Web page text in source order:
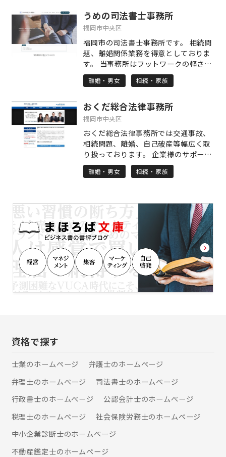
るITと会計の知識を活かして支援。
「経営をシンプルに」をスローガンに
業診断士、1級販売士、2級ファイナン
シャル・プランニング技能士 業務案内
□IT導入/DX推進 バックオフィス（経
理/人事/総務/法務/経営企画/）支援
クラウド会計導入支援、ペーパーレス
化支援、チャットツール導入、
Google Workspace導入支援、
Microsoft 365導入支援、基幹システ
ムの導入支援、勤怠管理ツール導入支
援、給与・経費精算ツール導入支援
IT導入社内研修。経理や人事、総務な
どの業務を効率化し、経営者が本業に
集中できるようサポートするサービス
体の生産性向上を目指します。 □管理
会計 会計情報活用 経営分析、利益管
理、予実管理、原価管理、資金繰り管
理、 部門別損益管理、取引先別、商品
別損益管理。 リアルタイムデータを活
用してタイムリーな意思決定ができる
ようになります。次に、具体的な数値
に基づいた客観的な目標設定が可能に
なり、企業全体で一貫した目標に向か
長・拡大に向けた新事業への挑戦を行
う中小企業を支援するための補助金で
にかかる設備投資をサポートします。
補助金額1,500万～5,000万 2.ものづく
開発、生産プロセス等の省力化を通じ
て生産性向上を図るための補助金で
す。設備投資やシステム導入などの取
り組みに対して支援を行います。 補助
うめの司法書士事務所
福岡市中央区
福岡市の司法書士事務所です。 相続問
題、離婚関係業務を得意としておりま
す。 当事務所はフットワークの軽さを
1番大事にしていますので、事務所まで
ご相談にお越しになるのが難しい方に
す。福岡市内であれば交通費も無料で
伺います。 また、初回相談は無料でお
話を伺います。 福岡市内の相続登記な
らば「相続おまかせパック」をご用意
しており、これに関しては業界最安値
を目指した料金設定とさせて頂いてお
ります！ その他の業務もご相談頂けば
承れるものもございますので、詳しく
お待ちしております。
離婚・男女 相続・家族
おくだ総合法律事務所
福岡市中央区
おくだ総合法律事務所では交通事故、
相続問題、離婚、自己破産等幅広く取
り扱っております。 企業様のサポート
も行っておりますので、お困りのこと
がございましたら、是非ご相談くださ
司法修習50期
離婚・男女 相続・家族
資格で探す
士業のホームぺージ
弁護士のホームぺージ
弁理士のホームぺージ
司法書士のホームぺージ
行政書士のホームぺージ
公認会計士のホームぺージ
税理士のホームぺージ
社会保険労務士のホームぺージ
中小企業診断士のホームぺージ
不動産鑑定士のホームぺージ